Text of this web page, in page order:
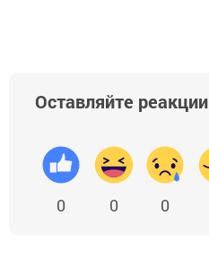
Оставляйте реакции
0 0 0